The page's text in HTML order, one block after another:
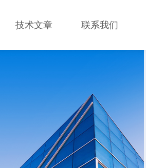
技术文章 联系我们